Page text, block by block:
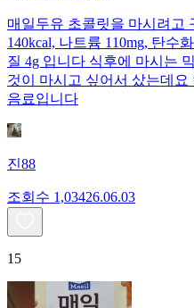
매일두유 초콜릿을 마시려고
140kcal, 나트륨 110mg, 탄수
질 4g 입니다 식후에 마시는
것이 마시고 싶어서 샀는데
음료입니다
진88
조회수 1,03426.06.03
15